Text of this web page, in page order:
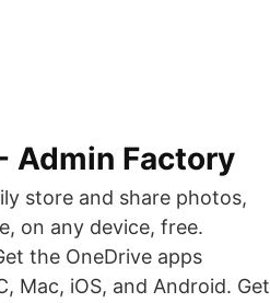
Admin Factory
store and share photos,
on any device, free.
the OneDrive apps
Mac, iOS, and Android. Get